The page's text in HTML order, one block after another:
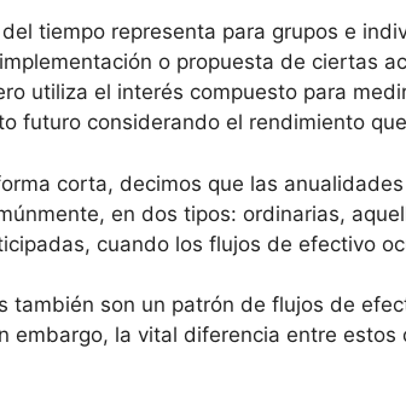
tiempo representa para grupos e
o propuesta de ciertas
utiliza el interés compuesto para
futuro considerando el rendimiento
corta, decimos que las
en dos tipos: ordinarias,
cuando los flujos de efectivo
también son un patrón de flujos de
embargo, la vital diferencia entre